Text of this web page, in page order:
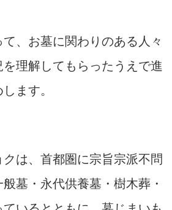
、お墓に関わりのある人々
理解してもらったうえで進
ます。
は、首都圏に宗旨宗派不問
墓・永代供養墓・樹木葬・